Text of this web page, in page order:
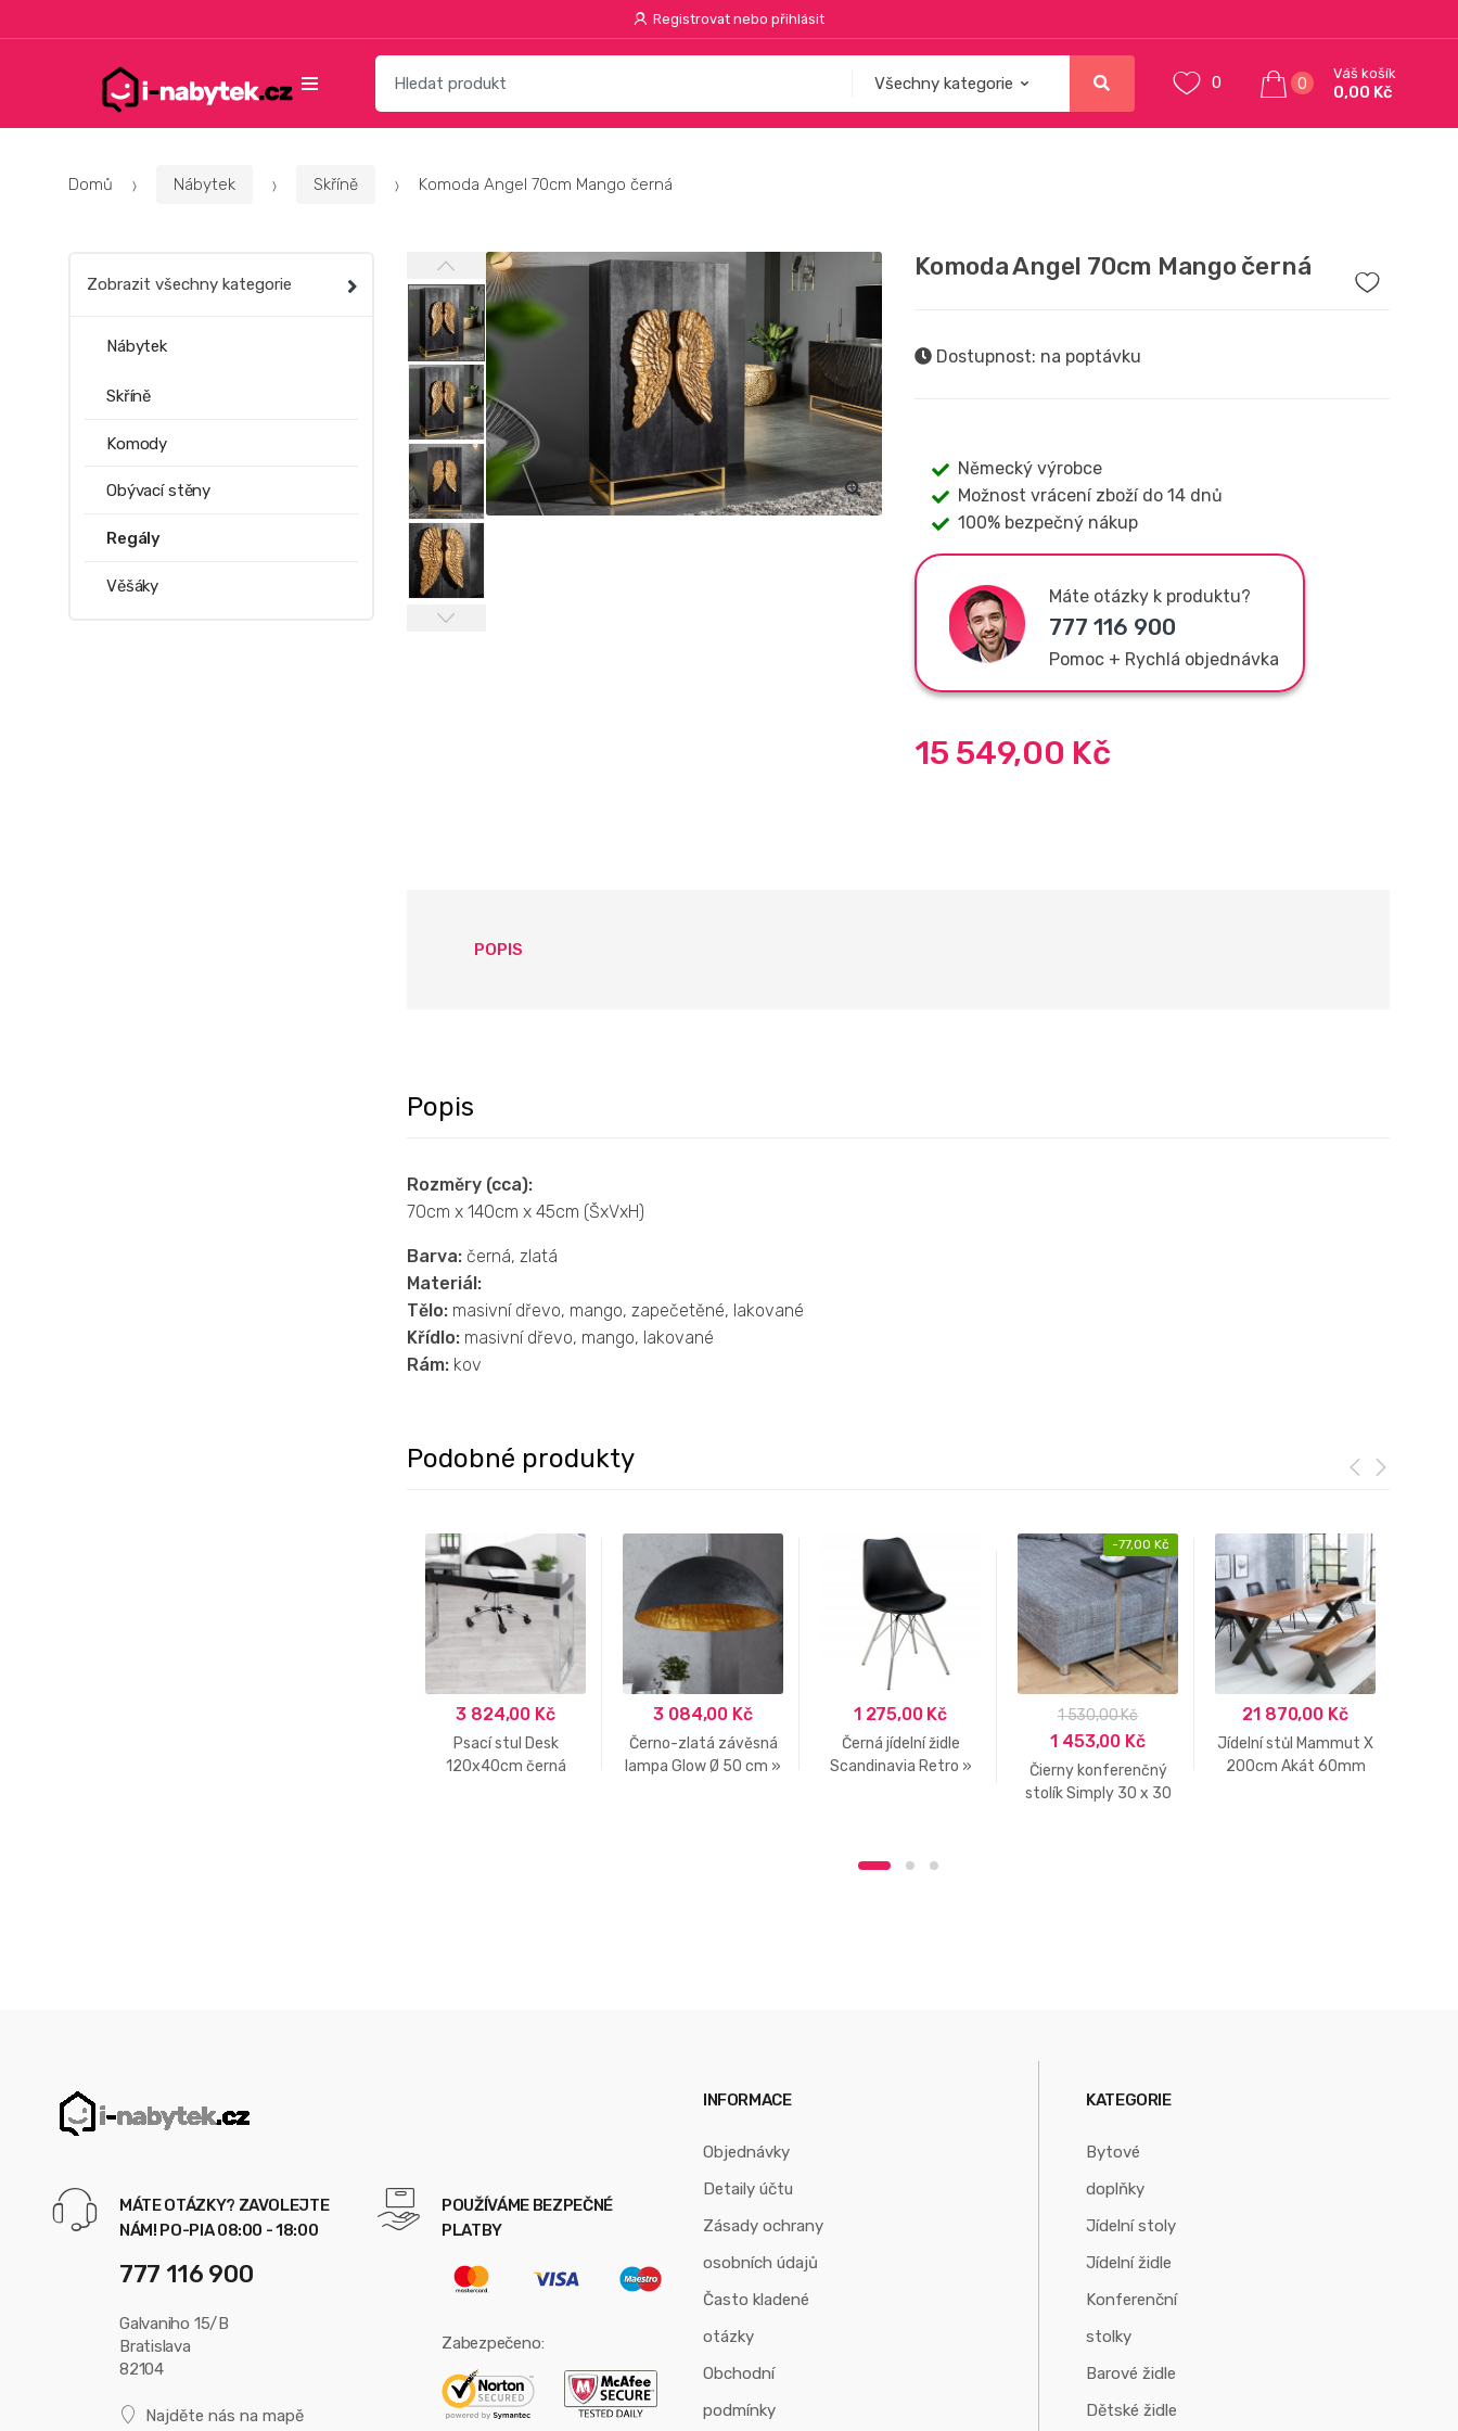
na
na
Registrovat nebo přihlásit
0 0
Váš košík
0,00 Kč
Domů Nábytek Skříně Komoda Angel 70cm Mango černá
Komoda Angel 70cm Mango černá
Dostupnost: na poptávku
Německý výrobce
Možnost vrácení zboží do 14 dnů
100% bezpečný nákup
Máte otázky k produktu?
777 116 900
Pomoc + Rychlá objednávka
15 549,00 Kč
POPIS
Popis
Rozměry (cca):
70cm x 140cm x 45cm (ŠxVxH)
Barva: černá, zlatá
Materiál:
Tělo: masivní dřevo, mango, zapečetěné, lakované
Křídlo: masivní dřevo, mango, lakované
Rám: kov
Podobné produkty
3 824,00 Kč
Psací stul Desk
120x40cm černá
3 084,00 Kč
Černo-zlatá závěsná
lampa Glow Ø 50 cm »
1 275,00 Kč
Černá jídelní židle
Scandinavia Retro »
-77,00 Kč
1 530,00Kč
1 453,00 Kč
Čierny konferenčný
stolík Simply 30 x 30
21 870,00 Kč
Jídelní stůl Mammut X
200cm Akát 60mm
Zobrazit všechny kategorie
Nábytek
Skříně
Komody
Obývací stěny
Regály
Věšáky
MÁTE OTÁZKY? ZAVOLEJTE
NÁM! PO-PIA 08:00 - 18:00
777 116 900
Galvaniho 15/B
Bratislava
82104
Najděte nás na mapě
POUŽÍVÁME BEZPEČNÉ
PLATBY
Zabezpečeno:
INFORMACE
Objednávky
Detaily účtu
Zásady ochrany
osobních údajů
Často kladené
otázky
Obchodní
podmínky
KATEGORIE
Bytové
doplňky
Jídelní stoly
Jídelní židle
Konferenční
stolky
Barové židle
Dětské židle